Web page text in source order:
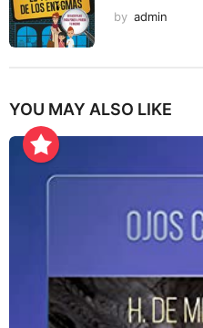
by admin
YOU MAY ALSO LIKE